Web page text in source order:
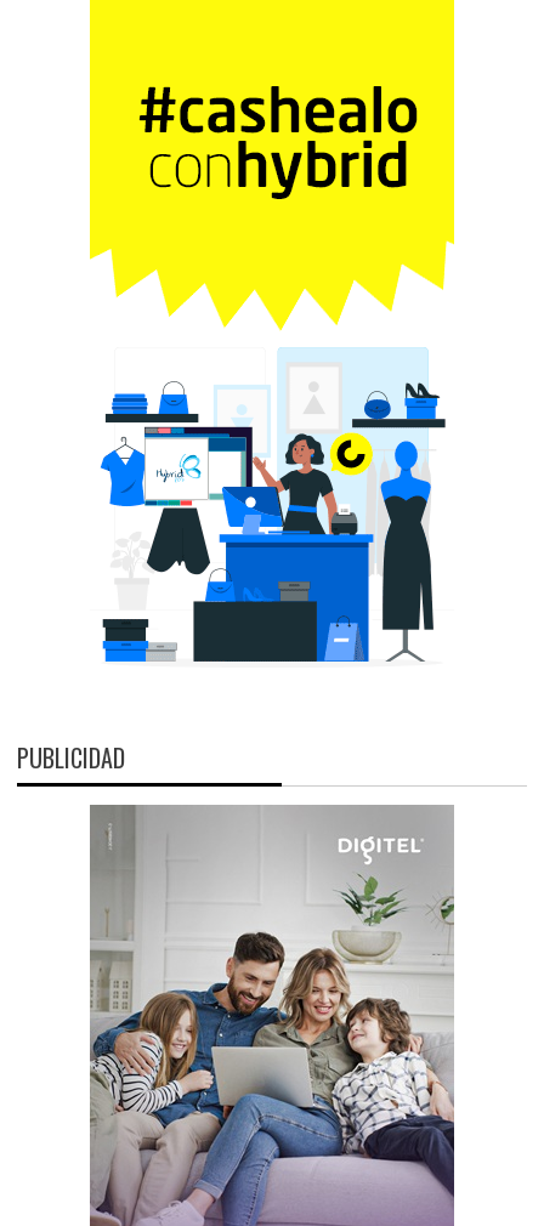
PUBLICIDAD